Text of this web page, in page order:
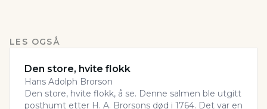
LES OGSÅ
Den store, hvite flokk
Hans Adolph Brorson
Den store, hvite flokk, å se. Denne salmen ble utgitt
posthumt etter H. A. Brorsons død i 1764. Det var en